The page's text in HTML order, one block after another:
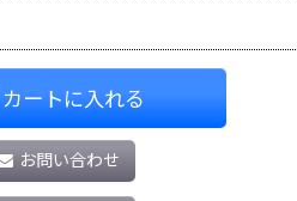
カートに入れる
お問い合わせ